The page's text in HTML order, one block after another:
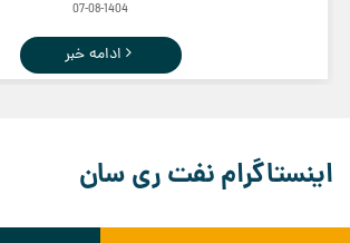
07-08-1404
ادامه خبر
اینستاگرام نفت ری سان